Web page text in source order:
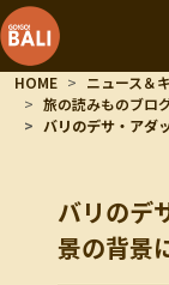
HOME
ニュース＆
旅の読みものブ
バリのデサ・アダ
バリのデ
景の背景